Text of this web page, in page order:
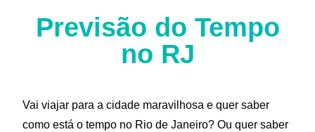
Previsão do Tempo
no RJ
Vai viajar para a cidade maravilhosa e quer saber
como está o tempo no Rio de Janeiro? Ou quer saber